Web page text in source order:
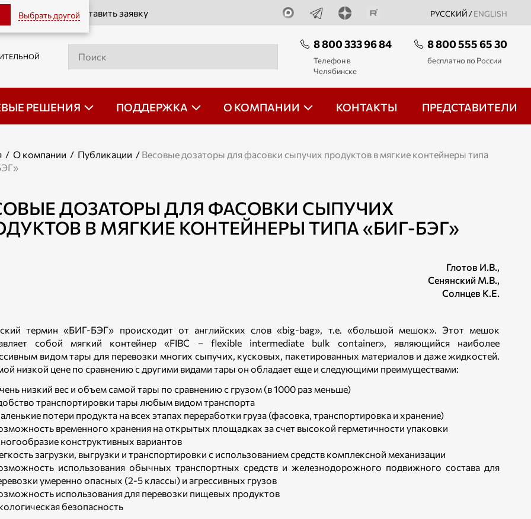
Выбрать другой РУССКИЙ / ENGLISH
Оставить заявку
8 800 333 96 84
Телефон в
Челябинске
8 800 555 65 30
бесплатно по России
РЕШЕНИЯ ПОДДЕРЖКА О КОМПАНИИ КОНТАКТЫ ПРЕДСТАВИТЕЛИ
/ О компании / Публикации / Весовые дозаторы для фасовки сыпучих продуктов в мягкие контейнеры типа
ДОЗАТОРЫ ДЛЯ ФАСОВКИ СЫПУЧИХ
В МЯГКИЕ КОНТЕЙНЕРЫ ТИПА «БИГ-БЭГ»
Глотов И.В.,
Сенянский М.В.,
Солнцев К.Е.
термин «БИГ-БЭГ» происходит от английских слов «big-bag», т.е. «большой мешок». Этот мешок
собой мягкий контейнер «FIBC – flexible intermediate bulk container», являющийся наиболее
видом тары для перевозки многих сыпучих, кусковых, пакетированных материалов и даже жидкостей.
низкой цене по сравнению с другими видами тары он обладает еще и следующими преимуществами:
низкий вес и объем самой тары по сравнению с грузом (в 1000 раз меньше)
транспортировки тары любым видом транспорта
потери продукта на всех этапах переработки груза (фасовка, транспортировка и хранение)
временного хранения на открытых площадках за счет высокой герметичности упаковки
конструктивных вариантов
загрузки, выгрузки и транспортировки с использованием средств комплексной механизации
использования обычных транспортных средств и железнодорожного подвижного состава для
умеренно опасных (2-5 классы) и агрессивных грузов
использования для перевозки пищевых продуктов
безопасность